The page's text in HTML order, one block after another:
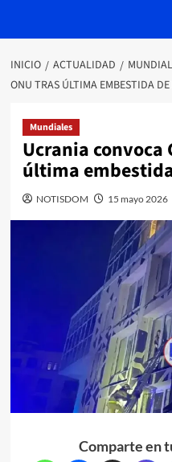
INICIO ACTUALIDAD
ONU TRAS ÚLTIMA EMBESTIDA
Mundiales
Ucrania convoca
última
NOTISDOM 15 mayo 2026
Comparte en